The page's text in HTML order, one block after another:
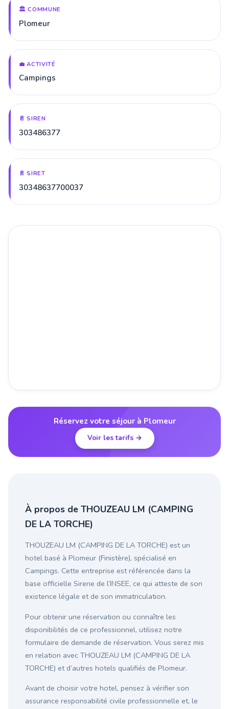
🏛️ COMMUNE
Plomeur
💼 ACTIVITÉ
Campings
📄 SIREN
303486377
📄 SIRET
30348637700037
Réservez votre séjour à Plomeur
Voir les tarifs →
À propos de THOUZEAU LM (CAMPING
DE LA TORCHE)
THOUZEAU LM (CAMPING DE LA TORCHE) est un
hotel basé à Plomeur (Finistère), spécialisé en
Campings. Cette entreprise est référencée dans la
base officielle Sirene de l’INSEE, ce qui atteste de son
existence légale et de son immatriculation.
Pour obtenir une réservation ou connaître les
disponibilités de ce professionnel, utilisez notre
formulaire de demande de réservation. Vous serez mis
en relation avec THOUZEAU LM (CAMPING DE LA
TORCHE) et d’autres hotels qualifiés de Plomeur.
Avant de choisir votre hotel, pensez à vérifier son
assurance responsabilité civile professionnelle et, le